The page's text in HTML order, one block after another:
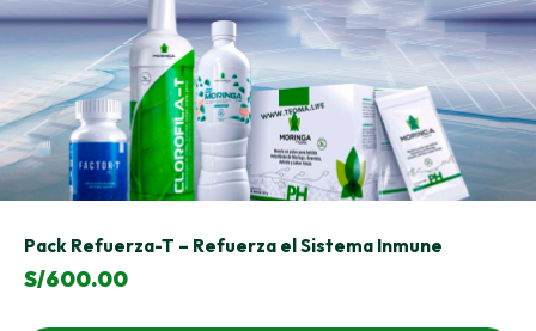
Pack Refuerza-T – Refuerza el Sistema Inmune
S/600.00